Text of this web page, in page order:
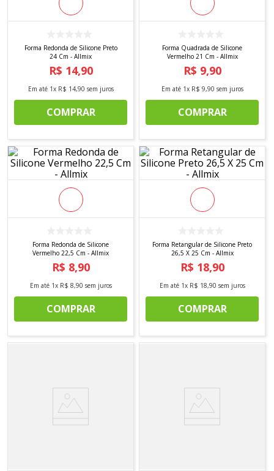
Forma Redonda de Silicone Preto
24 Cm - Allmix
R$ 14,90
Em até 1x R$ 14,90 sem juros
COMPRAR
Forma Quadrada de Silicone
Vermelho 21 Cm - Allmix
R$ 9,90
Em até 1x R$ 9,90 sem juros
COMPRAR
Forma Redonda de Silicone
Vermelho 22,5 Cm - Allmix
R$ 8,90
Em até 1x R$ 8,90 sem juros
COMPRAR
Forma Retangular de Silicone Preto
26,5 X 25 Cm - Allmix
R$ 18,90
Em até 1x R$ 18,90 sem juros
COMPRAR
tricoline digital
10º tapete sisal